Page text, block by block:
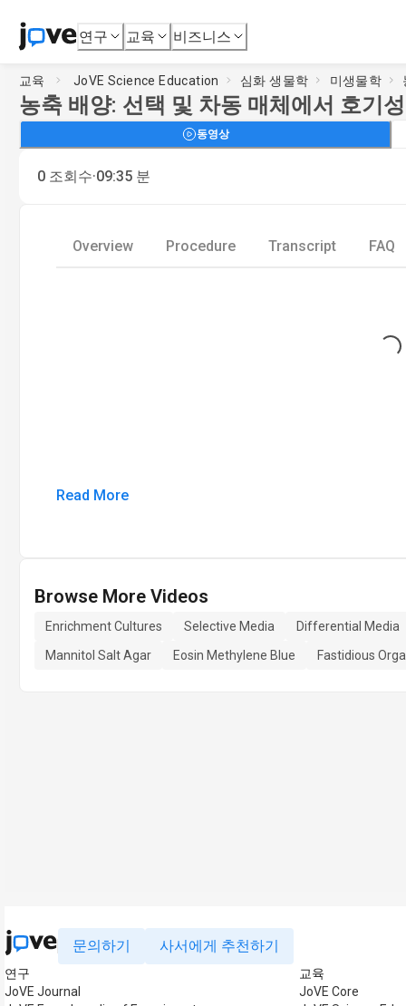
연구 교육 비즈니스
교육 JoVE Science Education 심화 생물학 미생물학
농축 배양: 선택 및 차동 매체에서 호기
동영상
0 조회수·09:35 분
Overview Procedure Transcript FAQ
Read More
Browse More Videos
Enrichment Cultures Selective Media
Differential Media
Mannitol Salt Agar
Eosin Methylene Blue Fastidious
문의하기 사서에게 추천하기
연구
JoVE Journal
교육
JoVE Core